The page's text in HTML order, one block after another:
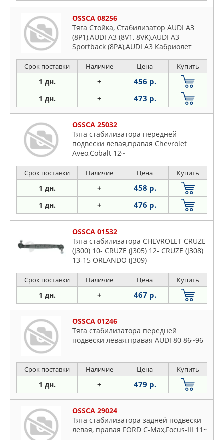
OSSCA 08256
Тяга Стойка, Стабилизатор AUDI A3
(8P1),AUDI A3 (8V1, 8VK),AUDI A3
Sportback (8PA),AUDI A3 Кабриолет
Срок поставки Наличие Цена Купить
1 дн. + 456 р.
1 дн. + 473 р.
OSSCA 25032
Тяга стабилизатора передней
подвески левая,правая Chevrolet
Aveo,Cobalt 12~
Срок поставки Наличие Цена Купить
1 дн. + 458 р.
1 дн. + 476 р.
OSSCA 01532
Тяга стабилизатора CHEVROLET CRUZE
(J300) 10- CRUZE (J305) 12- CRUZE (J308)
13-15 ORLANDO (J309)
Срок поставки Наличие Цена Купить
1 дн. + 467 р.
OSSCA 01246
Тяга стабилизатора передней
подвески левая,правая AUDI 80 86~96
Срок поставки Наличие Цена Купить
1 дн. + 479 р.
OSSCA 29024
Тяга стабилизатора задней подвески
левая, правая FORD C-Max,Focus-III 11~